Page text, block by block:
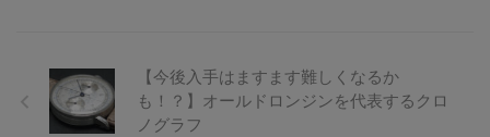
【今後入手はますます難しくなるか
も！？】オールドロンジンを代表するクロ
ノグラフ